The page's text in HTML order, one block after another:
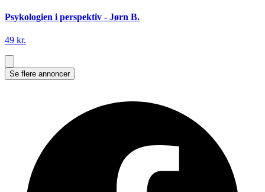
Psykologien i perspektiv - Jørn B.
49 kr.
Se flere annoncer